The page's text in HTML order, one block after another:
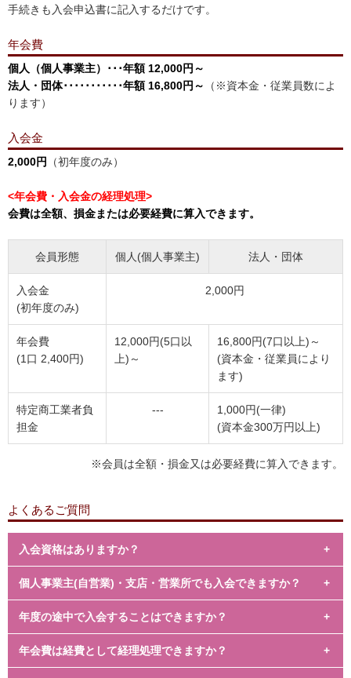
手続きも入会申込書に記入するだけです。
年会費
個人（個人事業主）･･･年額 12,000円～
法人・団体･･･････････年額 16,800円～
（※資本金・従業員数によ
ります）
入会金
2,000円 （初年度のみ）
<年会費・入会金の経理処理>
会費は全額、損金または必要経費に算入できます。
会員形態 個人(個人事業主) 法人・団体
入会金
(初年度のみ)
2,000円
年会費
(1口 2,400円)
12,000円(5口以
上)～
16,800円(7口以上)～
(資本金・従業員により
ます)
特定商工業者負
担金
---
1,000円(一律)
(資本金300万円以上)
※会員は全額・損金又は必要経費に算入できます。
よくあるご質問
入会資格はありますか？
当所管内で商工業を営んでいる方なら、業種・規模を問わず、
どなたでもご加入いただけます。
また、市外の方でも特別会員としてご加入できます。
個人事業主(自営業)・支店・営業所でも入会できますか？
ご入会いただけます。ご入会は、事業所単位となっています。
現在、約2,400事業所にご加入いただいています。
年度の途中で入会することはできますか？
入会は随時受付けております。
どうぞお気軽にお問合せください。
年会費は経費として経理処理できますか？